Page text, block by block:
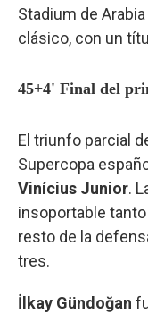
Stadium de
clásico, con un
45+4' Final del
El triunfo parcial
Supercopa
Vinícius Junior.
insoportable tanto
resto de la
tres.
İlkay Gündoğan